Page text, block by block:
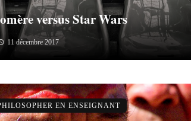
versus Star Wars
11 décembre 2017
EN ENSEIGNANT